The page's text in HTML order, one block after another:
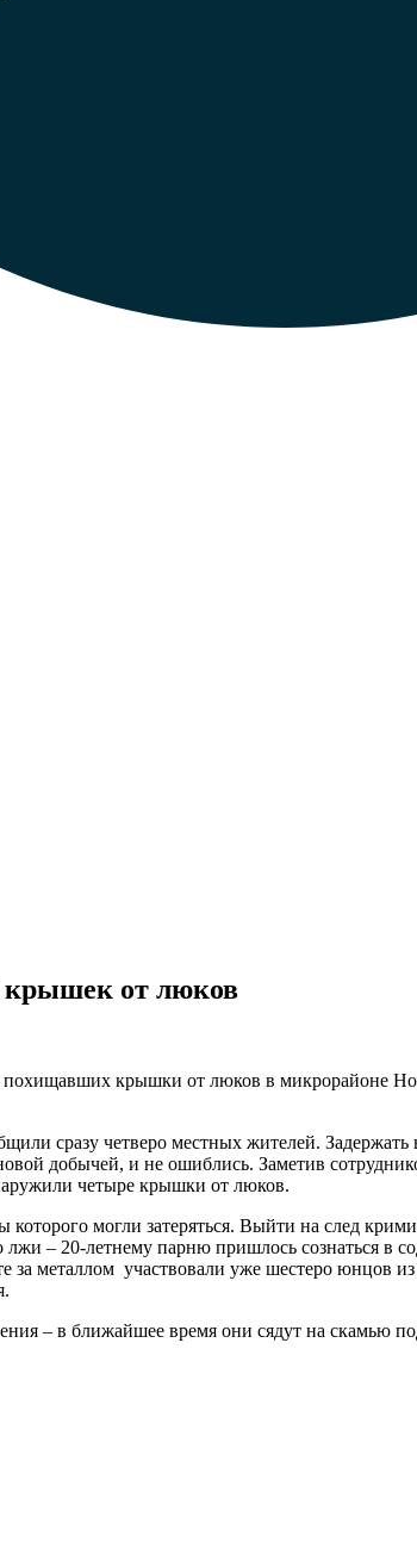
крышек от люков
крышки от люков в микрорайоне
сразу четверо местных жителей.
добычей, и не ошиблись. Заметив
четыре крышки от люков.
которого могли затеряться. Выйти на след
– 20-летнему парню пришлось сознаться в
металлом участвовали уже шестеро юнцов из
– в ближайшее время они сядут на скамью